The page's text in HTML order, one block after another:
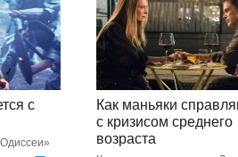
с
Как маньяки
с кризисом среднего
возраста